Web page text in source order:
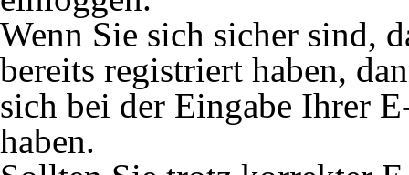
Wenn Sie sich sicher sind,
bereits registriert haben,
sich bei der Eingabe Ihrer
haben.